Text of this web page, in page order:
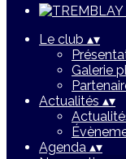
Le club ▴▾
Galerie
Actualités ▴▾
Agenda ▴▾